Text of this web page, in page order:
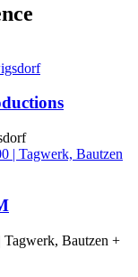
Tagwerk, Bautzen +